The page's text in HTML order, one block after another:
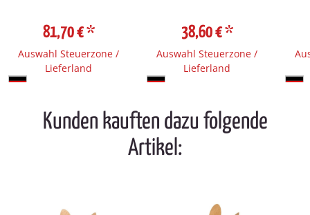
81,70 €*
Auswahl Steuerzone /
Lieferland
38,60 €*
Auswahl Steuerzone /
Lieferland
Kunden kauften dazu folgende
Artikel: